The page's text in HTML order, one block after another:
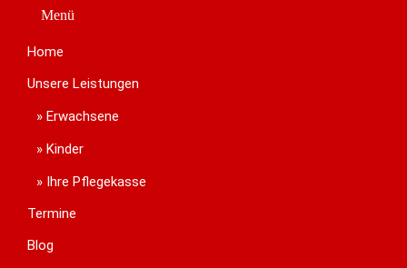
Menü
Home
Unsere Leistungen
Erwachsene
Kinder
Ihre Pflegekasse
Termine
Blog